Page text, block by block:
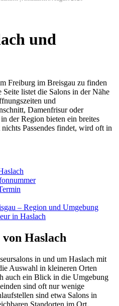
und
Freiburg im Breisgau zu finden
listet die Salons in der Nähe
und
Damenfrisur oder
der Region bieten ein breites
Passendes findet, wird oft in
– Region und Umgebung
in Haslach
Haslach
in und um Haslach mit
Auswahl in kleineren Orten
auch ein Blick in die Umgebung
sind oft nur wenige
sind etwa Salons in
Standorten im Ort.